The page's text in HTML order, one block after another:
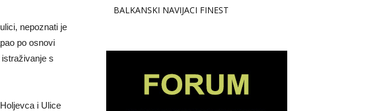
nepoznati je
po osnovi
s
i Ulice
BALKANSKI NAVIJACI FINEST